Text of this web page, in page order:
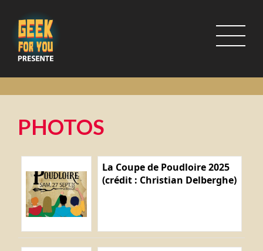
PHOTOS
La Coupe de Poudloire 2025
(crédit : Christian Delberghe)